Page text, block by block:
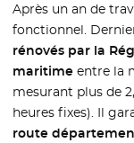
Après un an de
fonctionnel.
rénovés par la
maritime entre la
mesurant plus de
heures fixes). Il
route